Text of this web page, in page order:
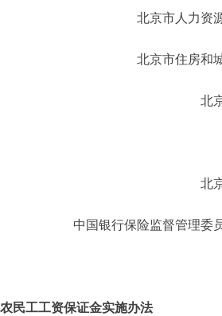
北京市人力
北京市住房
北
北
中国银行保险监督管
民工工资保证金实施办法